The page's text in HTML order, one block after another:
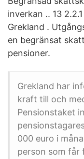
inverkan .. 13
Grekland .
en begränsat
pensioner.
Grekland har
kraft till och
Pensionstaket
000 euro i
person som får